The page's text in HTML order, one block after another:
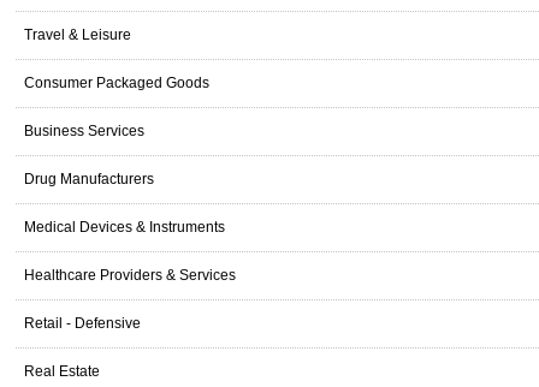
Travel & Leisure
Consumer Packaged Goods
Business Services
Drug Manufacturers
Medical Devices & Instruments
Healthcare Providers & Services
Retail - Defensive
Real Estate